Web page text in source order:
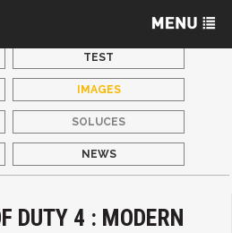
TEST
IMAGES
SOLUCES
NEWS
DUTY 4 : MODERN